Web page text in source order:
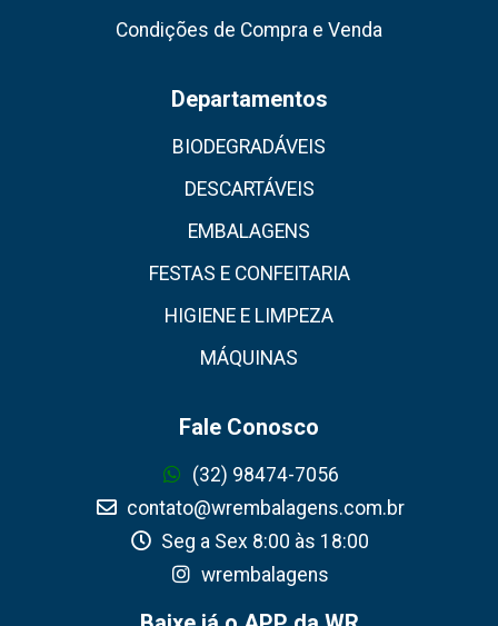
Condições de Compra e Venda
Departamentos
BIODEGRADÁVEIS
DESCARTÁVEIS
EMBALAGENS
FESTAS E CONFEITARIA
HIGIENE E LIMPEZA
MÁQUINAS
Fale Conosco
(32) 98474-7056
contato@wrembalagens.com.br
Seg a Sex 8:00 às 18:00
wrembalagens